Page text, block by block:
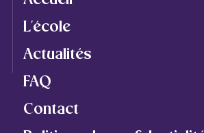
L'école
Actualités
FAQ
Contact